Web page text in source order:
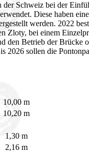
Schweiz bei der
Diese haben
werden. 2022
Zloty, bei einem
den Betrieb der
2026 sollen die
10,00 m
10,20 m
1,30 m
2,16 m